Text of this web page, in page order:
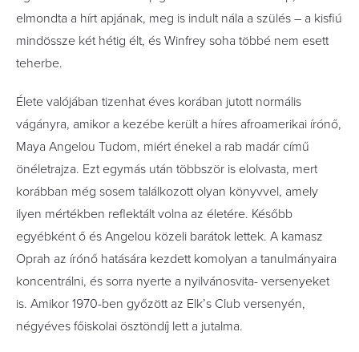
elmondta a hírt apjának, meg is indult nála a szülés – a kisfiú
mindössze két hétig élt, és Winfrey soha többé nem esett
teherbe.
Élete valójában tizenhat éves korában jutott normális
vágányra, amikor a kezébe került a híres afroamerikai írónő,
Maya Angelou Tudom, miért énekel a rab madár című
önéletrajza. Ezt egymás után többször is elolvasta, mert
korábban még sosem találkozott olyan könyvvel, amely
ilyen mértékben reflektált volna az életére. Később
egyébként ő és Angelou közeli barátok lettek. A kamasz
Oprah az írónő hatására kezdett komolyan a tanulmányaira
koncentrálni, és sorra nyerte a nyilvánosvita- versenyeket
is. Amikor 1970-ben győzött az Elk’s Club versenyén,
négyéves főiskolai ösztöndíj lett a jutalma.